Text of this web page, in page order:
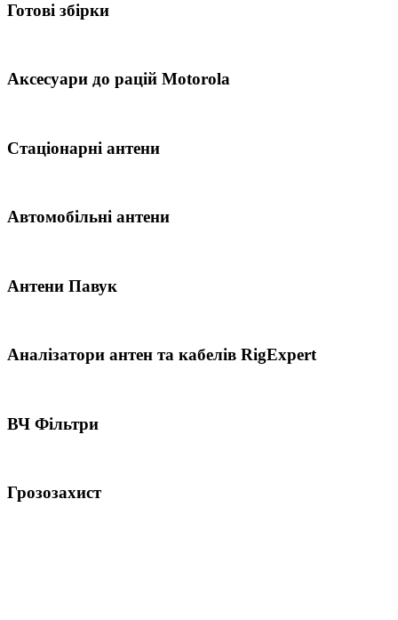
Готові збірки
Аксесуари до рацій Motorola
Стаціонарні антени
Автомобільні антени
Антени Павук
Аналізатори антен та кабелів RigExpert
ВЧ Фільтри
Грозозахист